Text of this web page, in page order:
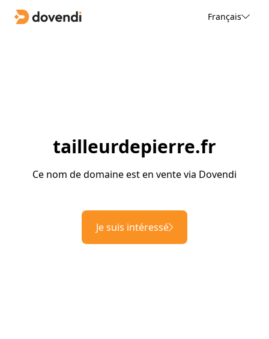
Français
tailleurdepierre.fr
Ce nom de domaine est en vente via Dovendi
Je suis intéressé